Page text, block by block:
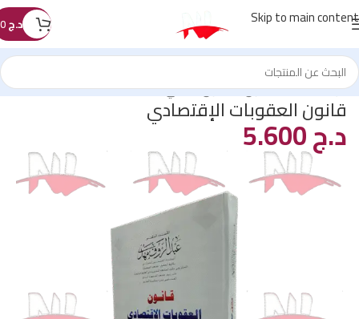
Skip to main content د.ج
الرئيسية/كتب القانون/القانون الجنائي
قانون العقوبات الإقتصادي
د.ج5.600